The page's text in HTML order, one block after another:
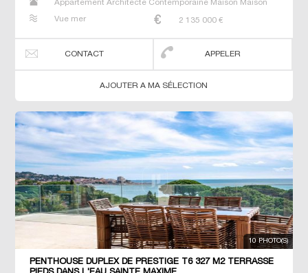
Appartement Architecte Contemporaine Maison Maison
constructible Villa
Vue mer 2 135 000 €
CONTACT APPELER
AJOUTER A MA SÉLECTION
10 PHOTO(S)
PENTHOUSE DUPLEX DE PRESTIGE T6 327 M2 TERRASSE